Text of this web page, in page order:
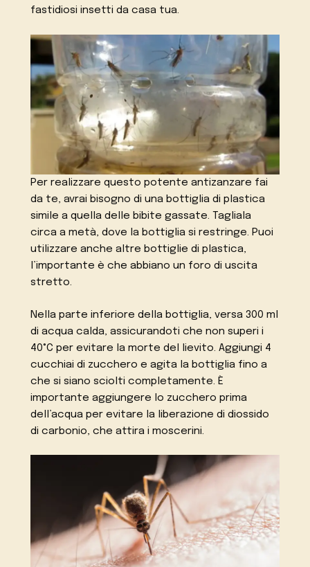
fastidiosi insetti da casa tua.
Per realizzare questo potente antizanzare fai
da te, avrai bisogno di una bottiglia di plastica
simile a quella delle bibite gassate. Tagliala
circa a metà, dove la bottiglia si restringe. Puoi
utilizzare anche altre bottiglie di plastica,
l’importante è che abbiano un foro di uscita
stretto.
Nella parte inferiore della bottiglia, versa 300 ml
di acqua calda, assicurandoti che non superi i
40°C per evitare la morte del lievito. Aggiungi 4
cucchiai di zucchero e agita la bottiglia fino a
che si siano sciolti completamente. È
importante aggiungere lo zucchero prima
dell’acqua per evitare la liberazione di diossido
di carbonio, che attira i moscerini.